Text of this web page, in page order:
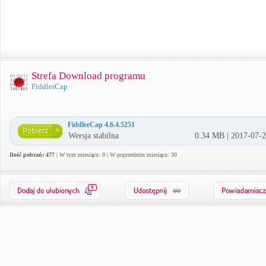
Strefa Download programu
FiddlerCap
FiddlerCap 4.6.4.5251
Wersja stabilna 0.34 MB | 2017-07-
Ilość pobrań: 477 | W tym miesiącu: 0 | W poprzednim miesiącu: 30
0